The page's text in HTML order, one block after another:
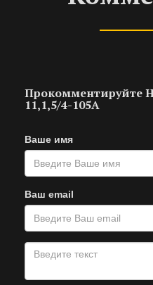
Прокомментируйте
11,1,5/4-105A
Ваше имя
Ваш email